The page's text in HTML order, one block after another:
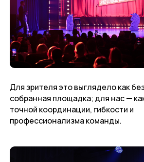
Для зрителя это выглядело как
собранная площадка; для нас —
точной координации, гибкости и
профессионализма команды.